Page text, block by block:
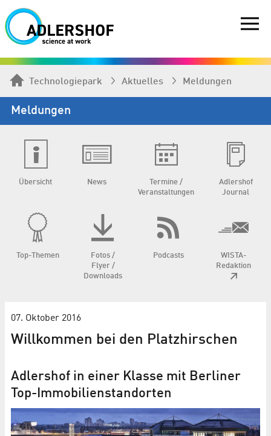
Technologiepark Aktuelles Meldungen
Meldungen
Übersicht News
Termine /
Veranstaltungen
Adlershof
Journal
Top-Themen
Fotos /
Flyer /
Downloads
Podcasts
WISTA-
Redaktion
07. Oktober 2016
Willkommen bei den Platzhirschen
Adlershof in einer Klasse mit Berliner
Top-Immobilienstandorten